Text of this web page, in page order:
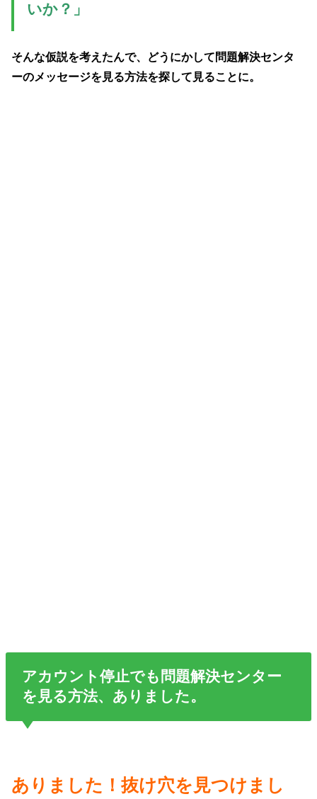
いか？」
そんな仮説を考えたんで、どうにかして問題解決センタ
ーのメッセージを見る方法を探して見ることに。
アカウント停止でも問題解決センター
を見る方法、ありました。
ありました！抜け穴を見つけまし